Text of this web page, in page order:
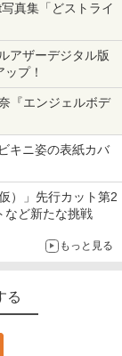
真集「どストライ
アザーデジタル版
プ！
『エンジェルボデ
キニ姿の表紙カバ
）」先行カット第2
など新たな挑戦
もっと見る
る